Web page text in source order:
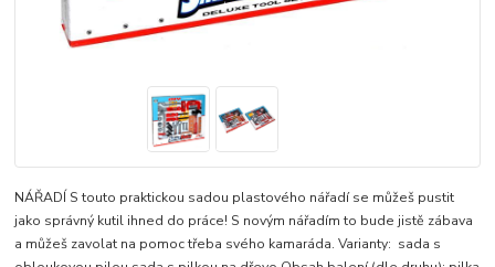
NÁŘADÍ S touto praktickou sadou plastového nářadí se můžeš pustit
jako správný kutil ihned do práce! S novým nářadím to bude jistě zábava
a můžeš zavolat na pomoc třeba svého kamaráda. Varianty: sada s